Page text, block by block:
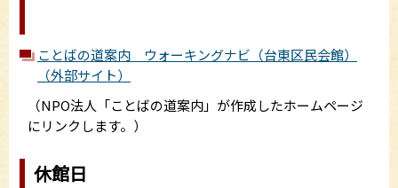
ことばの道案内 ウォーキングナビ（台東区民会館）
（外部サイト）
（NPO法人「ことばの道案内」が作成したホームページ
にリンクします。）
休館日